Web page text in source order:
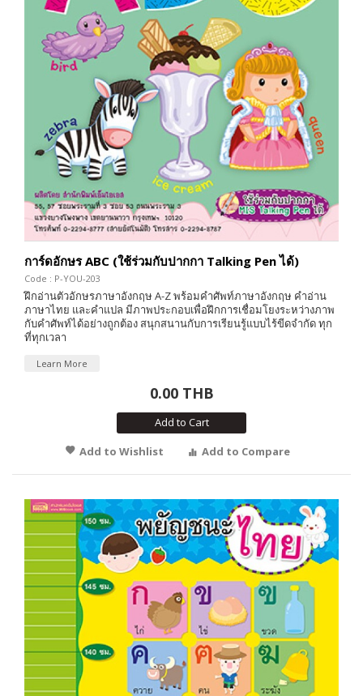
การ์ดอักษร ABC (ใช้ร่วมกับปากกา Talking Pen ได้)
Code : P-YOU-203
ฝึกอ่านตัวอักษรภาษาอังกฤษ A-Z พร้อมคำศัพท์ภาษาอังกฤษ คำอ่าน
ภาษาไทย และคำแปล มีภาพประกอบเพื่อฝึกการเชื่อมโยงระหว่างภาพ
กับคำศัพท์ได้อย่างถูกต้อง สนุกสนานกับการเรียนรู้แบบไร้ขีดจำกัด ทุก
ที่ทุกเวลา
Learn More
0.00 THB
Add to Cart
Add to Wishlist
Add to Compare